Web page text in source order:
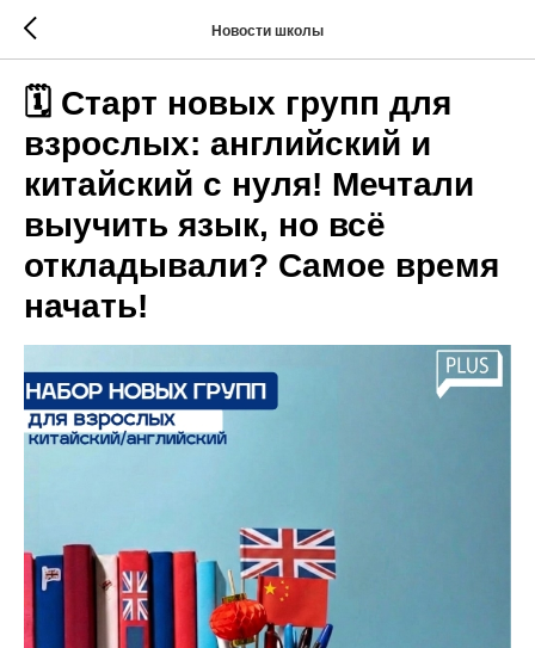
Новости школы
🗓 Старт новых групп для
взрослых: английский и
китайский с нуля! Мечтали
выучить язык, но всё
откладывали? Самое время
начать!